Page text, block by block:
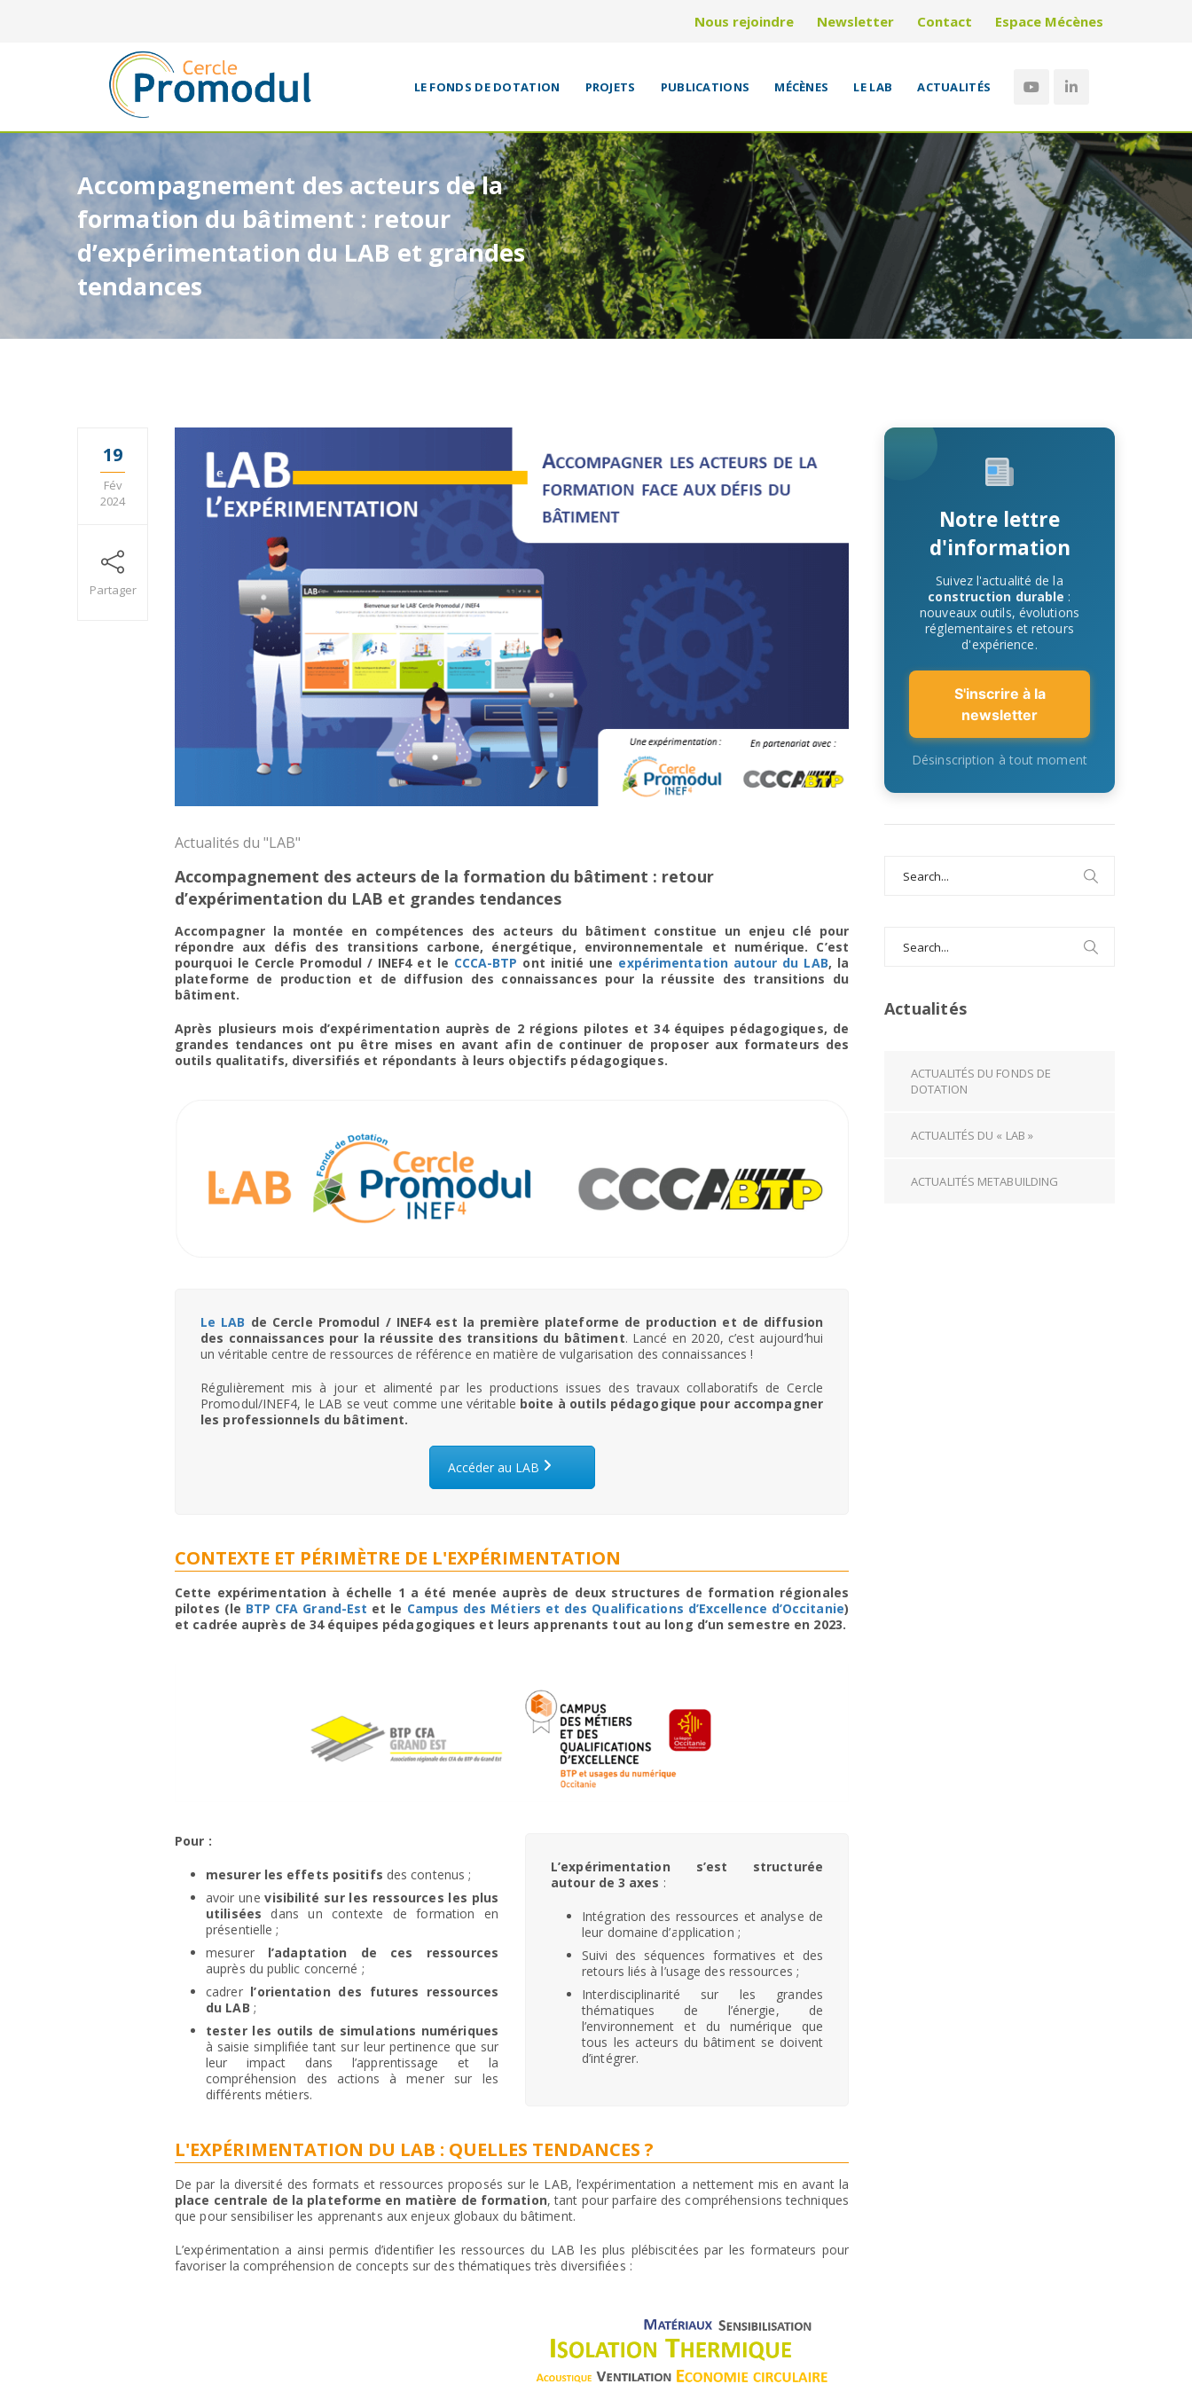
Nous rejoindre Newsletter Contact Espace Mécènes
LE FONDS DE DOTATION PROJETS PUBLICATIONS MÉCÈNES LE LAB ACTUALITÉS
Accompagnement des acteurs de la
formation du bâtiment : retour
d’expérimentation du LAB et grandes
tendances
19
Fév
2024
Partager
Actualités du "LAB"
Accompagnement des acteurs de la formation du bâtiment : retour
d’expérimentation du LAB et grandes tendances
Accompagner la montée en compétences des acteurs du bâtiment constitue un enjeu clé pour
répondre aux défis des transitions carbone, énergétique, environnementale et numérique. C’est
pourquoi le Cercle Promodul / INEF4 et le CCCA-BTP ont initié une expérimentation autour du LAB, la
plateforme de production et de diffusion des connaissances pour la réussite des transitions du
bâtiment.
Après plusieurs mois d’expérimentation auprès de 2 régions pilotes et 34 équipes pédagogiques, de
grandes tendances ont pu être mises en avant afin de continuer de proposer aux formateurs des
outils qualitatifs, diversifiés et répondants à leurs objectifs pédagogiques.
Le LAB de Cercle Promodul / INEF4 est la première plateforme de production et de diffusion
des connaissances pour la réussite des transitions du bâtiment. Lancé en 2020, c’est aujourd’hui
un véritable centre de ressources de référence en matière de vulgarisation des connaissances !
Régulièrement mis à jour et alimenté par les productions issues des travaux collaboratifs de Cercle
Promodul/INEF4, le LAB se veut comme une véritable boite à outils pédagogique pour accompagner
les professionnels du bâtiment.
Accéder au LAB
CONTEXTE ET PÉRIMÈTRE DE L'EXPÉRIMENTATION
Cette expérimentation à échelle 1 a été menée auprès de deux structures de formation régionales
pilotes (le BTP CFA Grand-Est et le Campus des Métiers et des Qualifications d’Excellence d’Occitanie)
et cadrée auprès de 34 équipes pédagogiques et leurs apprenants tout au long d’un semestre en 2023.
Pour :
mesurer les effets positifs des contenus ;
avoir unevisibilité sur les ressources les plus
utilisées dans un contexte de formation en
présentielle ;
mesurer l’adaptation de ces ressources
auprès du public concerné ;
cadrer l’orientation des futures ressources
du LAB ;
tester les outils de simulations numériques
à saisie simplifiée tant sur leur pertinence que sur
leur impact dans l’apprentissage et la
compréhension des actions à mener sur les
différents métiers.
L’expérimentation s’est structurée
autour de 3 axes :
Intégration des ressources et analyse de
leur domaine d’application ;
Suivi des séquences formatives et des
retours liés à l’usage des ressources ;
Interdisciplinarité sur les grandes
thématiques de l’énergie, de
l’environnement et du numérique que
tous les acteurs du bâtiment se doivent
d’intégrer.
L'EXPÉRIMENTATION DU LAB : QUELLES TENDANCES ?
De par la diversité des formats et ressources proposés sur le LAB, l’expérimentation a nettement mis en avant la
place centrale de la plateforme en matière de formation, tant pour parfaire des compréhensions techniques
que pour sensibiliser les apprenants aux enjeux globaux du bâtiment.
L’expérimentation a ainsi permis d’identifier les ressources du LAB les plus plébiscitées par les formateurs pour
favoriser la compréhension de concepts sur des thématiques très diversifiées :
Notre lettre
d'information
Suivez l'actualité de la
construction durable :
nouveaux outils, évolutions
réglementaires et retours
d'expérience.
S'inscrire à la
newsletter
Désinscription à tout moment
Actualités
ACTUALITÉS DU FONDS DE
DOTATION
ACTUALITÉS DU « LAB »
ACTUALITÉS METABUILDING